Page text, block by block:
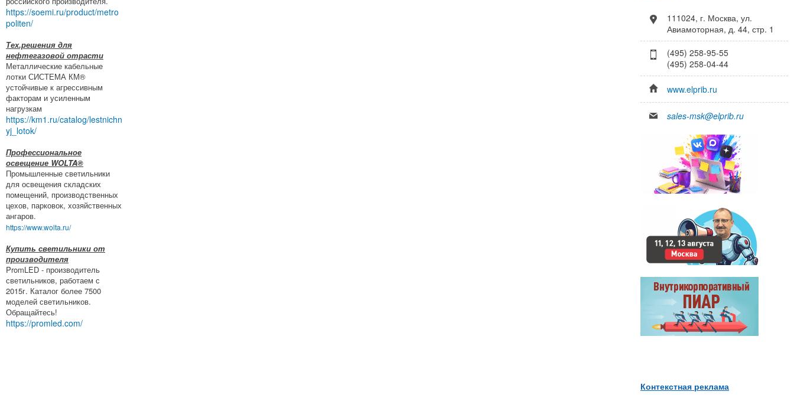
https://soemi.ru/product/metro
politen/
Тех.решения для
нефтегазовой отрасти
Металлические кабельные
лотки СИСТЕМА КМ®
устойчивые к агрессивным
факторам и усиленным
нагрузкам
https://km1.ru/catalog/lestnichn
yj_lotok/
Профессиональное
освещение WOLTA®
Промышленные светильники
для освещения складских
помещений, производственных
цехов, парковок, хозяйственных
ангаров.
https://www.wolta.ru/
Купить светильники от
производителя
PromLED - производитель
светильников, работаем с
2015г. Каталог более 7500
моделей светильников.
Обращайтесь!
https://promled.com/
111024, г. Москва, ул.
Авиамоторная, д. 44, стр. 1
(495) 258-95-55
(495) 258-04-44
www.elprib.ru
sales-msk@elprib.ru
Контекстная реклама